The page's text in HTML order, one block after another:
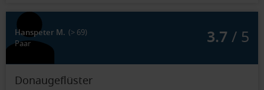
Hanspeter M. (> 69)
Paar
3.7 / 5
Donaugeflüster